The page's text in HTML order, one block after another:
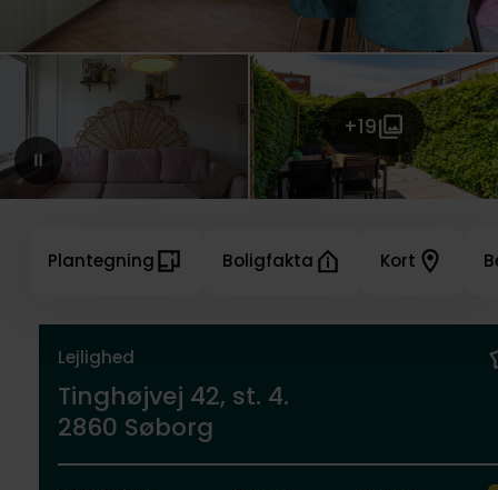
+19
Lejlighed
Tinghøjvej 42, st. 4.
2860 Søborg
Plantegning Boligfakta Kort